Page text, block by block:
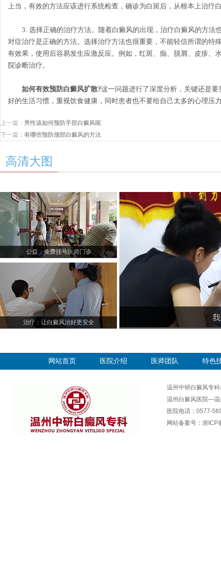
上当，有效的方法应该进行系统检查，确诊为白斑后，从根本上治疗
3. 选择正确的治疗方法。随着白癜风的出现，治疗白癜风的方法
对症治疗是正确的方法。选择治疗方法也很重要，不能轻信所谓的特
有效果，使用后容易发生应激反应。例如，红斑、痂、脱屑、皮疹、
院诊断治疗。
如何有效预防白癜风扩散?这一问题进行了深度分析，关键还是
好的生活习惯，重视饮食健康，同时患者也不要给自己太多的心理压
上一篇： 男性该如何预防手部白癜风呢
下一篇： 有哪些预防颈部白癜风的方法
高清大图
公益，免费挂号医师门诊
治疗：让白癜风治好更安全
网站首页 医院介绍 医师团队 特色
温州中研白癜风专
温州白癜风医院—温
医院电话：0577-
网站备案号： 浙ICP